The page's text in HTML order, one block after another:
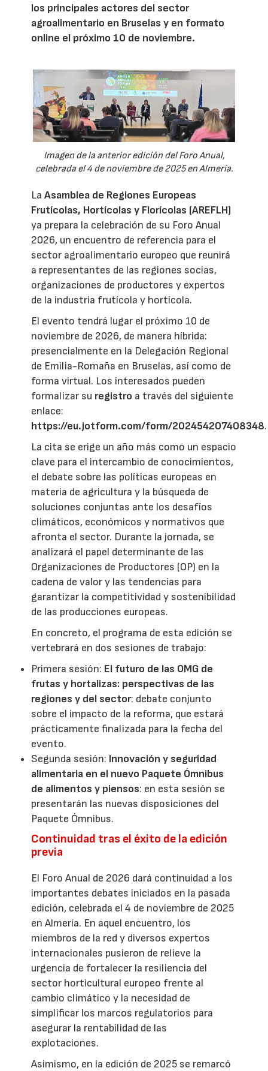
los principales actores del sector
agroalimentario en Bruselas y en formato
online el próximo 10 de noviembre.
Imagen de la anterior edición del Foro Anual,
celebrada el 4 de noviembre de 2025 en Almería.
LaAsamblea de Regiones Europeas
Frutícolas, Hortícolas y Florícolas (AREFLH)
ya prepara la celebración de su Foro Anual
2026, un encuentro de referencia para el
sector agroalimentario europeo que reunirá
a representantes de las regiones socias,
organizaciones de productores y expertos
de la industria frutícola y hortícola.
El evento tendrá lugar el próximo 10 de
noviembre de 2026, de manera híbrida:
presencialmente en la Delegación Regional
de Emilia-Romaña en Bruselas, así como de
forma virtual. Los interesados pueden
formalizar su registro a través del siguiente
enlace:
https://eu.jotform.com/form/202454207408348.
La cita se erige un año más como un espacio
clave para el intercambio de conocimientos,
el debate sobre las políticas europeas en
materia de agricultura y la búsqueda de
soluciones conjuntas ante los desafíos
climáticos, económicos y normativos que
afronta el sector. Durante la jornada, se
analizará el papel determinante de las
Organizaciones de Productores (OP) en la
cadena de valor y las tendencias para
garantizar la competitividad y sostenibilidad
de las producciones europeas.
En concreto, el programa de esta edición se
vertebrará en dos sesiones de trabajo:
Primera sesión: El futuro de las OMG de
frutas y hortalizas: perspectivas de las
regiones y del sector: debate conjunto
sobre el impacto de la reforma, que estará
prácticamente finalizada para la fecha del
evento.
Segunda sesión: Innovación y seguridad
alimentaria en el nuevo Paquete Ómnibus
de alimentos y piensos: en esta sesión se
presentarán las nuevas disposiciones del
Paquete Ómnibus.
Continuidad tras el éxito de la edición
previa
El Foro Anual de 2026 dará continuidad a los
importantes debates iniciados en la pasada
edición, celebrada el 4 de noviembre de 2025
en Almería. En aquel encuentro, los
miembros de la red y diversos expertos
internacionales pusieron de relieve la
urgencia de fortalecer la resiliencia del
sector horticultural europeo frente al
cambio climático y la necesidad de
simplificar los marcos regulatorios para
asegurar la rentabilidad de las
explotaciones.
Asimismo, en la edición de 2025 se remarcó